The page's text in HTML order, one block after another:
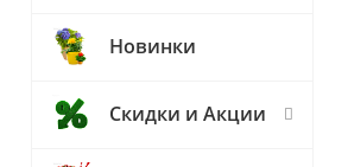
Новинки
Скидки и Акции